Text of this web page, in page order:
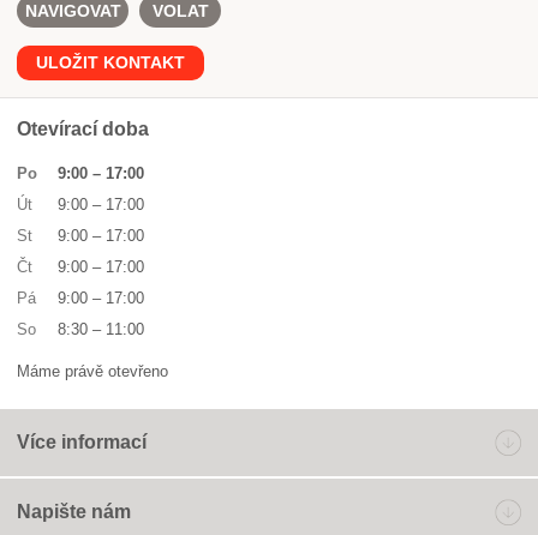
NAVIGOVAT VOLAT
ULOŽIT KONTAKT
Otevírací doba
Po 9:00 – 17:00
Út
9:00 – 17:00
St
9:00 – 17:00
Čt
9:00 – 17:00
Pá
9:00 – 17:00
So
8:30 – 11:00
Máme právě otevřeno
Více informací
Napište nám